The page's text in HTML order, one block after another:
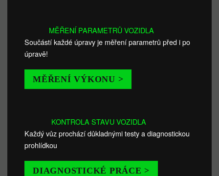
MĚŘENÍ PARAMETRŮ VOZIDLA
Součástí každé úpravy je měření parametrů před i po
úpravě!
MĚŘENÍ VÝKONU >
KONTROLA STAVU VOZIDLA
Každý vůz prochází důkladnými testy a diagnostickou
prohlídkou
DIAGNOSTICKÉ PRÁCE >